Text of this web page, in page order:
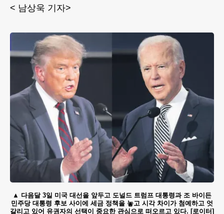
< 남상욱 기자>
다음달 3일 미국 대선을 앞두고 도널드 트럼프 대통령과 조 바이든
민주당 대통령 후보 사이에 세금 정책을 놓고 시각 차이가 첨예하고 엇
갈리고 있어 유권자의 선택이 중요한 관심으로 떠오르고 있다. [로이터]